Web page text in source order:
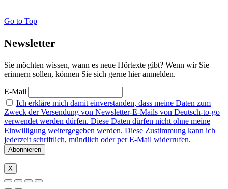
Go to Top
Newsletter
Sie möchten wissen, wann es neue Hörtexte gibt? Wenn wir Sie
erinnern sollen, können Sie sich gerne hier anmelden.
E-Mail
Ich erkläre mich damit einverstanden, dass meine Daten zum
Zweck der Versendung von Newsletter-E-Mails von Deutsch-to-go
verwendet werden dürfen. Diese Daten dürfen nicht ohne meine
Einwilligung weitergegeben werden. Diese Zustimmung kann ich
jederzeit schriftlich, mündlich oder per E-Mail widerrufen.
X